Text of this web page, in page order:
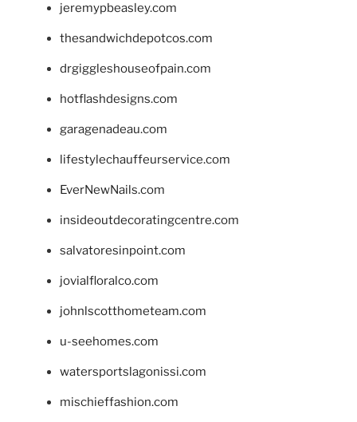
jeremypbeasley.com
thesandwichdepotcos.com
drgiggleshouseofpain.com
hotflashdesigns.com
garagenadeau.com
lifestylechauffeurservice.com
EverNewNails.com
insideoutdecoratingcentre.com
salvatoresinpoint.com
jovialfloralco.com
johnlscotthometeam.com
u-seehomes.com
watersportslagonissi.com
mischieffashion.com